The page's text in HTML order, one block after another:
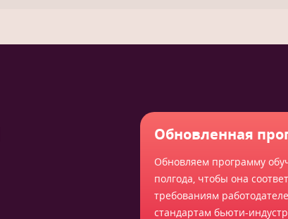
Обновленная
Обновляем программу
полгода, чтобы она
требованиям
стандартам бьюти-